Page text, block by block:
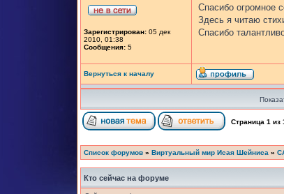
Зарегистрирован: 05 дек
2010, 01:38
Сообщения: 5
Спасибо огромное
Здесь я читаю
Спасибо
Вернуться к началу
Страница 1 из
Список форумов » Виртуальный мир Исая Шейниса »
Кто сейчас на форуме